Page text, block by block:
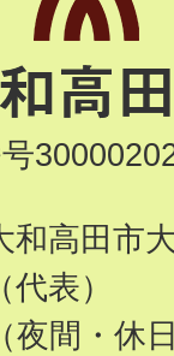
高田市
表）
夜間・休